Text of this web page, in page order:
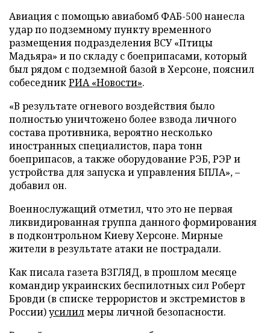
Авиация с помощью авиабомб ФАБ-500 нанесла
удар по подземному пункту временного
размещения подразделения ВСУ «Птицы
Мадьяра» и по складу с боеприпасами, который
был рядом с подземной базой в Херсоне, пояснил
собеседникРИА «Новости».
«В результате огневого воздействия было
полностью уничтожено более взвода личного
состава противника, вероятно несколько
иностранных специалистов, пара тонн
боеприпасов, а также оборудование РЭБ, РЭР и
устройства для запуска и управления БПЛА», –
добавил он.
Военнослужащий отметил, что это не первая
ликвидированная группа данного формирования
в подконтрольном Киеву Херсоне. Мирные
жители в результате атаки не пострадали.
Как писала газета ВЗГЛЯД, в прошлом месяце
командир украинских беспилотных сил Роберт
Бровди (в списке террористов и экстремистов в
России)усилилмеры личной безопасности.